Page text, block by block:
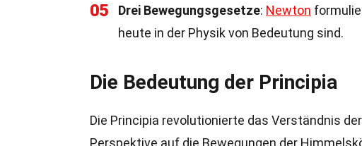
05 Drei Bewegungsgesetze: Newton
heute in der Physik von Bedeutung sind.
Die Bedeutung der Principia
Die Principia revolutionierte das Verständnis
Perspektive auf die Bewegungen der